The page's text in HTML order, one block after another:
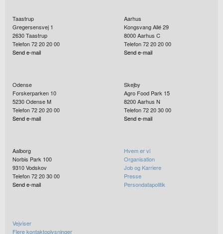
Taastrup
Gregersensvej 1
2630Taastrup
Telefon 72 20 20 00
Send e-mail
Aarhus
Kongsvang Allé 29
8000Aarhus C
Telefon 72 20 20 00
Send e-mail
Odense
Forskerparken 10
5230Odense M
Telefon 72 20 20 00
Send e-mail
Skejby
Agro Food Park 15
8200Aarhus N
Telefon 72 20 30 00
Send e-mail
Aalborg
Norbis Park 100
9310Vodskov
Telefon 72 20 30 00
Send e-mail
Hvem er vi
Organisation
Job og Karriere
Presse
Persondatapolitik
Vejviser
Flere kontaktoplysninger